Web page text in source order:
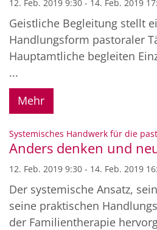
12. Feb. 2019 9:30 - 14. Feb. 2019
Geistliche Begleitung stellt
Handlungsform pastoraler
Hauptamtliche begleiten
...
Mehr
Systemisches Handwerk für die
Anders denken und
12. Feb. 2019 9:30 - 14. Feb. 2019
Der systemische Ansatz,
seine praktischen
der Familientherapie